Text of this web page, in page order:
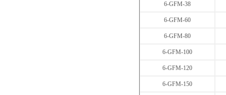
6-GFM-38
6-GFM-60
6-GFM-80
6-GFM-100
6-GFM-120
6-GFM-150